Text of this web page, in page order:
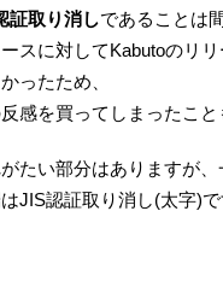
証取り消しであることは
スに対してKabutoのリ
ったため、
感を買ってしまったこと
たい部分はありますが、
JIS認証取り消し(太字)